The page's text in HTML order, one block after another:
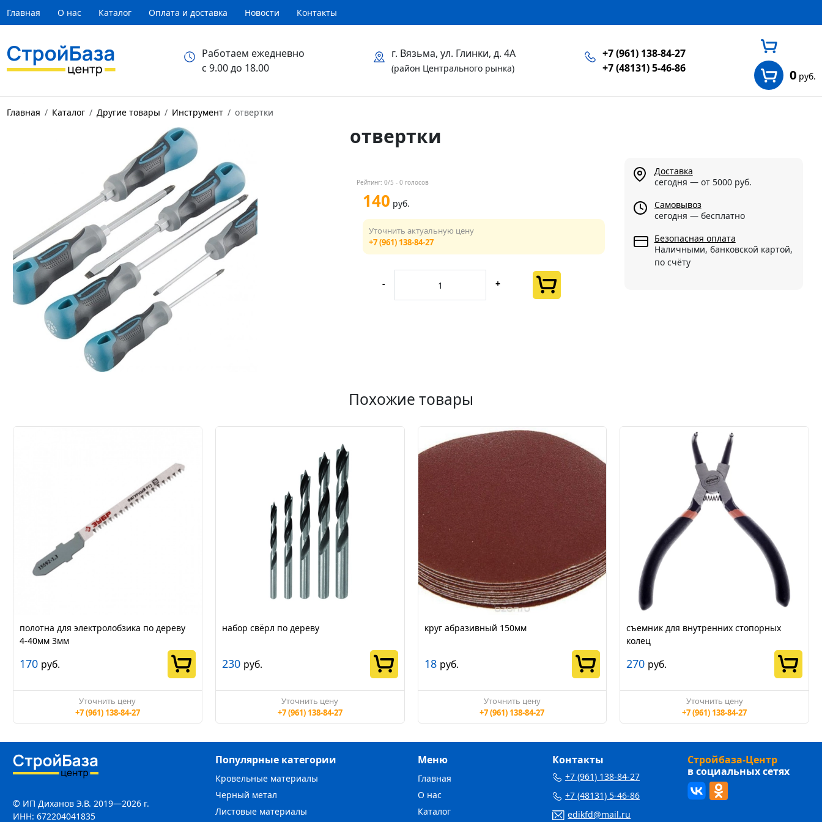
Главная О нас Каталог Оплата и доставка Новости Контакты
Работаем ежедневно
с 9.00 до 18.00
г. Вязьма, ул. Глинки, д. 4А
(район Центрального рынка)
+7 (961) 138-84-27
+7 (48131) 5-46-86
0руб.
Главная Каталог Другие товары Инструмент отвертки
отвертки
Рейтинг: 0/5 - 0 голосов
140 руб.
Уточнить актуальную цену
+7 (961) 138-84-27
- +
Доставка
сегодня — от 5000 руб.
Самовывоз
сегодня — бесплатно
Безопасная оплата
Наличными, банковской картой,
по счёту
Похожие товары
полотна для электролобзика по дереву
4-40мм 3мм
170 руб.
Уточнить цену
+7 (961) 138-84-27
набор свёрл по дереву
230 руб.
Уточнить цену
+7 (961) 138-84-27
круг абразивный 150мм
18 руб.
Уточнить цену
+7 (961) 138-84-27
съемник для внутренних стопорных
колец
270 руб.
Уточнить цену
+7 (961) 138-84-27
© ИП Диханов Э.В. 2019—2026 г.
ИНН: 672204041835
Популярные категории
Кровельные материалы
Черный метал
Листовые материалы
Меню
Главная
О нас
Каталог
Контакты
+7 (961) 138-84-27
+7 (48131) 5-46-86
edikfd@mail.ru
Стройбаза-Центр
в социальных сетях